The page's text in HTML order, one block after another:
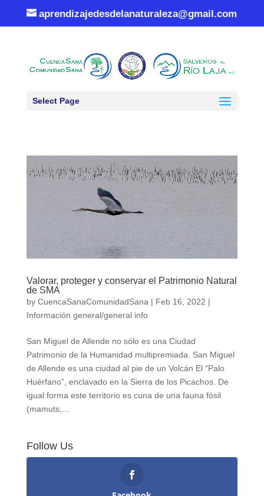
aprendizajedesdelanaturaleza@gmail.com
Select Page
Valorar, proteger y conservar el Patrimonio Natural
de SMA
by CuencaSanaComunidadSana| Feb 16, 2022 |
Información general/general info
San Miguel de Allende no sólo es una Ciudad
Patrimonio de la Humanidad multipremiada. San Miguel
de Allende es una ciudad al pie de un Volcán El “Palo
Huérfano”, enclavado en la Sierra de los Picachos. De
igual forma este territorio es cuna de una fauna fósil
(mamuts,...
Follow Us